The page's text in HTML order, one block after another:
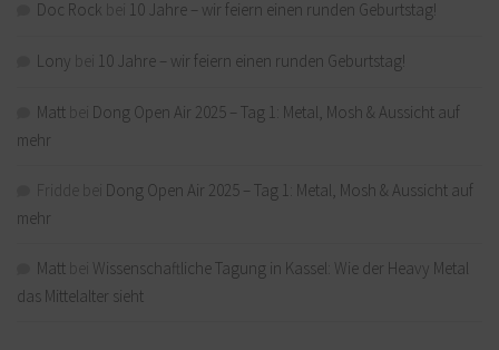
Doc Rock 10 Jahre – wir feiern einen runden Geburtstag!
Lony 10 Jahre – wir feiern einen runden Geburtstag!
Matt
Dong Open Air 2025 – Tag 1: Metal, Mosh & Aussicht auf
mehr
Dong Open Air 2025 – Tag 1: Metal, Mosh & Aussicht auf
mehr
Matt
Wissenschaftliche Tagung in Kassel: Wie der Heavy Metal
das Mittelalter sieht